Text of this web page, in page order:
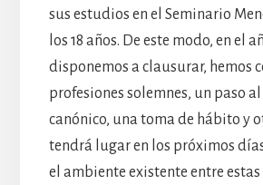
sus estudios en el Seminario
los 18 años. De este modo, en el
disponemos a clausurar, hemos
profesiones solemnes, un paso
canónico, una toma de hábito y
tendrá lugar en los próximos
el ambiente existente entre estas